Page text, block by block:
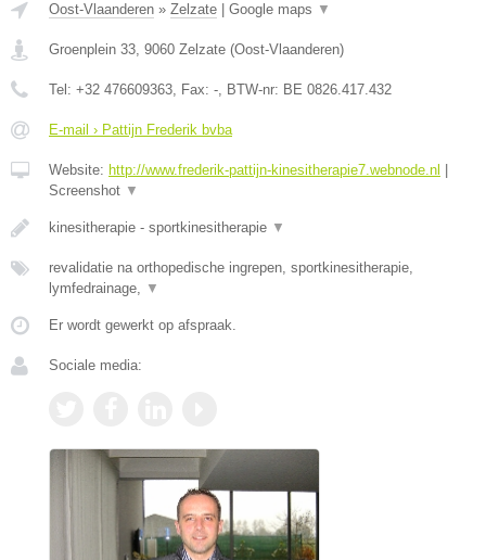
Oost-Vlaanderen » Zelzate Google maps ▼
Groenplein 33, 9060 Zelzate (Oost-Vlaanderen)
Tel: +32 476609363, Fax: -, BTW-nr: BE 0826.417.432
E-mail › Pattijn Frederik bvba
Website: http://www.frederik-pattijn-kinesitherapie7.webnode.nl
Screenshot ▼
kinesitherapie - sportkinesitherapie ▼
revalidatie na orthopedische ingrepen, sportkinesitherapie,
lymfedrainage, ▼
Er wordt gewerkt op afspraak.
Sociale media: